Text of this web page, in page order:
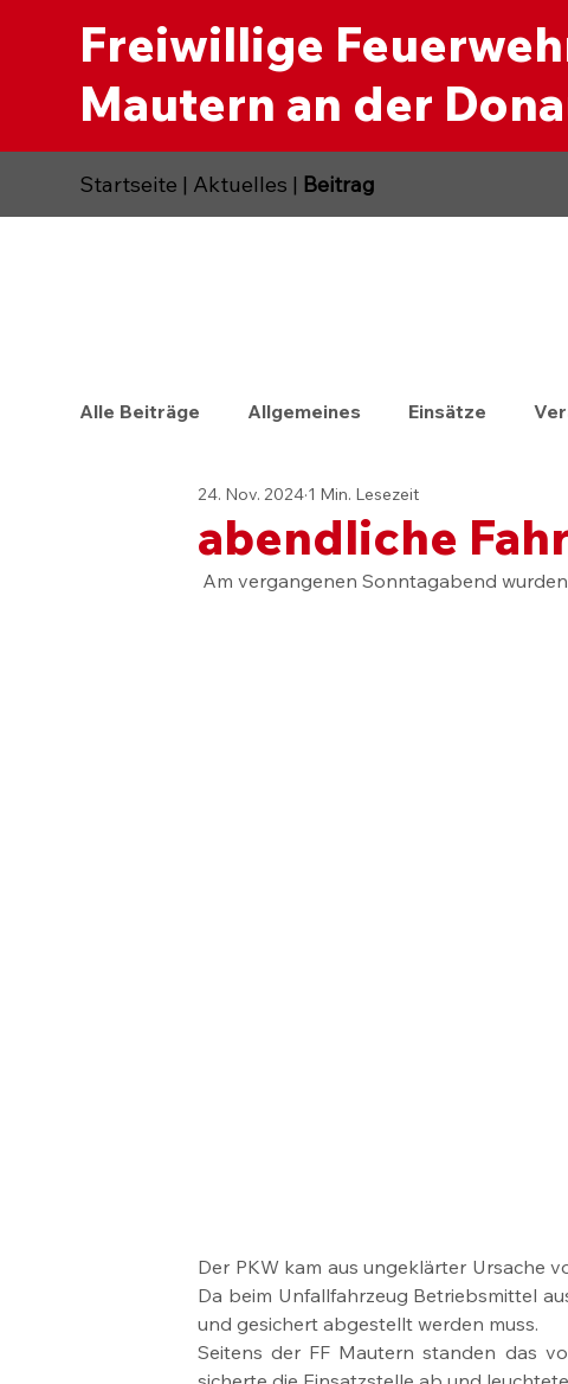
Freiwillige
Mautern an der
Alle Beiträge Allgemeines Einsätze
abendliche
24. Nov. 2024 1 Min. Lesezeit
Am vergangenen Sonntagabend
Der PKW kam aus ungeklärter Ursache
Da beim Unfallfahrzeug Betriebsmittel
und gesichert abgestellt werden muss.
Seitens der FF Mautern standen das
Startseite | Aktuelles | Beitrag